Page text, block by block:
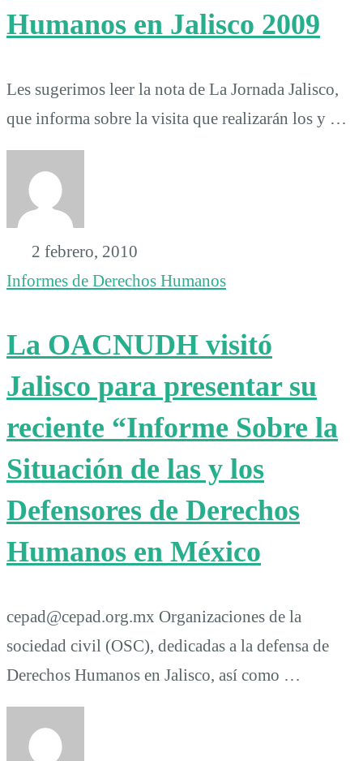
Humanos en Jalisco 2009
Les sugerimos leer la nota de La Jornada Jalisco,
que informa sobre la visita que realizarán los y …
2 febrero, 2010
Informes de Derechos Humanos
La OACNUDH visitó
Jalisco para presentar su
reciente “Informe Sobre la
Situación de las y los
Defensores de Derechos
Humanos en México
cepad@cepad.org.mx Organizaciones de la
sociedad civil (OSC), dedicadas a la defensa de
Derechos Humanos en Jalisco, así como …